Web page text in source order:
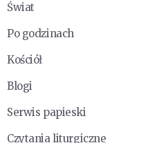
Świat
Po godzinach
Kościół
Blogi
Serwis papieski
Czytania liturgiczne